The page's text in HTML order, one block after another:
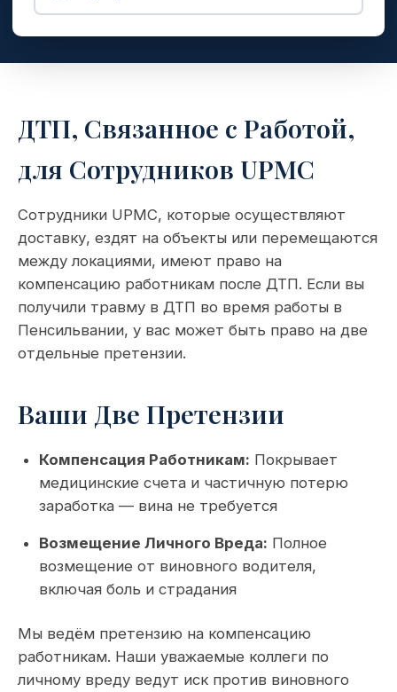
ДТП, Связанное с Работой,
для Сотрудников UPMC
Сотрудники UPMC, которые осуществляют
доставку, ездят на объекты или перемещаются
между локациями, имеют право на
компенсацию работникам после ДТП. Если вы
получили травму в ДТП во время работы в
Пенсильвании, у вас может быть право на две
отдельные претензии.
Ваши Две Претензии
Компенсация Работникам: Покрывает
медицинские счета и частичную потерю
заработка — вина не требуется
Возмещение Личного Вреда: Полное
возмещение от виновного водителя,
включая боль и страдания
Мы ведём претензию на компенсацию
работникам. Наши уважаемые коллеги по
личному вреду ведут иск против виновного